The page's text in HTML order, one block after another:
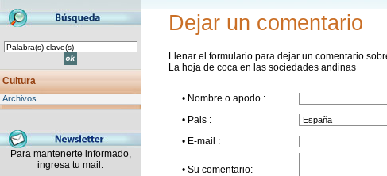
Cultura
Archivos
Para mantenerte informado,
ingresa tu mail:
Dejar un comentario
Llenar el formulario para dejar un comentario
La hoja de coca en las sociedades andinas
• Nombre o apodo :
• Pais :
• E-mail :
• Su comentario: